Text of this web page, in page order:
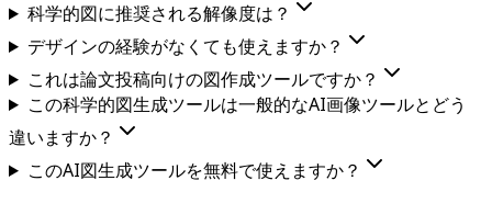
科学的図に推奨される解像度は？
デザインの経験がなくても使えますか？
これは論文投稿向けの図作成ツールですか？
この科学的図生成ツールは一般的なAI画像ツールとどう
違いますか？
このAI図生成ツールを無料で使えますか？